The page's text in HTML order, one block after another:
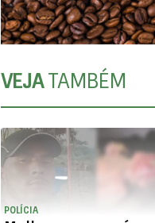
VEJATAMBÉM
POLÍCIA